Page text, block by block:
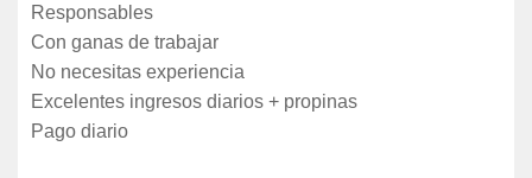
Responsables
Con ganas de trabajar
No necesitas experiencia
Excelentes ingresos diarios + propinas
Pago diario